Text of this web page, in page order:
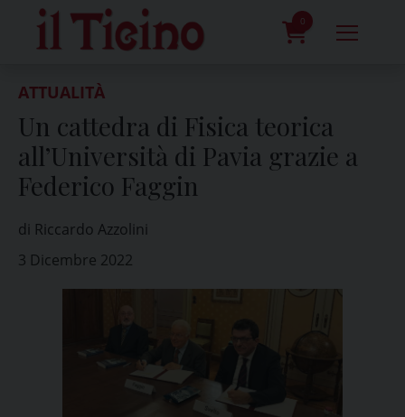
content
0
ATTUALITÀ
Un cattedra di Fisica teorica
all’Università di Pavia grazie a
Federico Faggin
di Riccardo Azzolini
3 Dicembre 2022